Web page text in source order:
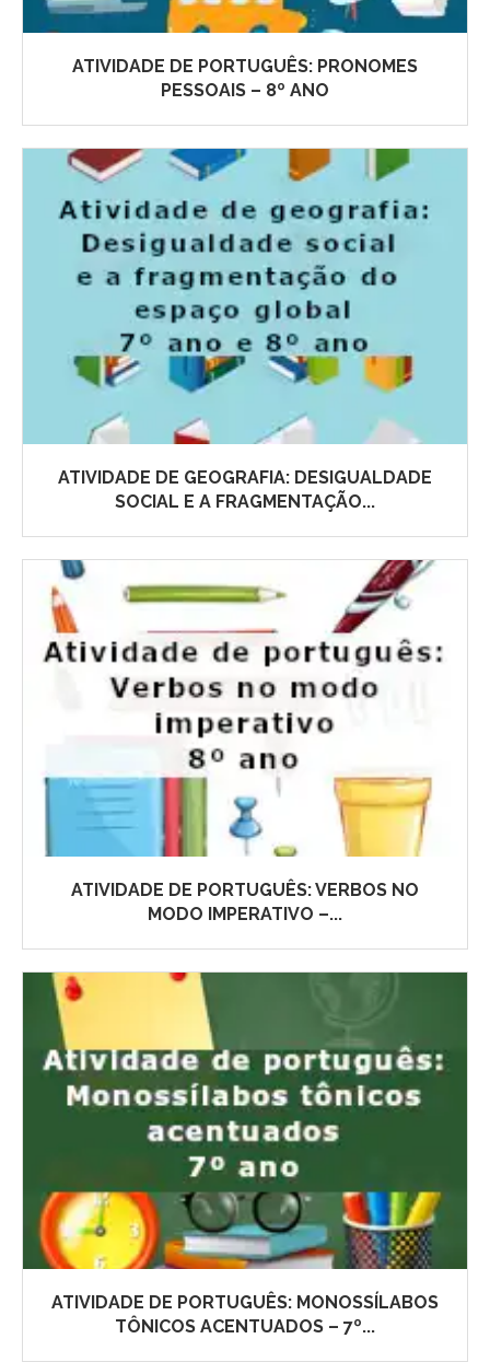
ATIVIDADE DE PORTUGUÊS: PRONOMES
PESSOAIS – 8º ANO
ATIVIDADE DE GEOGRAFIA: DESIGUALDADE
SOCIAL E A FRAGMENTAÇÃO...
ATIVIDADE DE PORTUGUÊS: VERBOS NO
MODO IMPERATIVO –...
ATIVIDADE DE PORTUGUÊS: MONOSSÍLABOS
TÔNICOS ACENTUADOS – 7º...